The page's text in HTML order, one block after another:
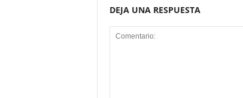
DEJA UNA RESPUESTA